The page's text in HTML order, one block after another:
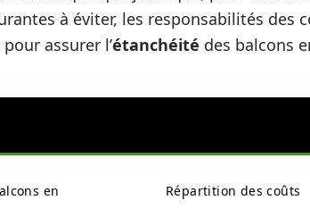
à éviter, les responsabilités des
assurer l’étanchéité des balcons
en
Répartition des coûts